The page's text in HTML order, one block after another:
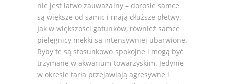
nie jest łatwo zauważalny – dorosłe samce
są większe od samic i mają dłuższe płetwy.
Jak w większości gatunków, również samce
pielęgnicy mekki są intensywniej ubarwione.
Ryby te są stosunkowo spokojne i mogą być
trzymane w akwarium towarzyskim. Jedynie
w okresie tarła przejawiają agresywne i